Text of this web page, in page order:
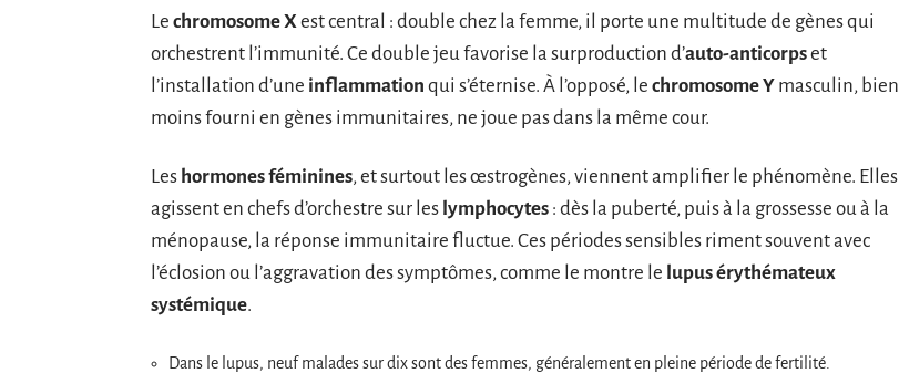
Le chromosome Xest central : double chez la femme, il porte une multitude de gènes qui
orchestrent l’immunité. Ce double jeu favorise la surproduction d’auto-anticorpset
l’installation d’une inflammation qui s’éternise. À l’opposé, le chromosome Y masculin, bien
moins fourni en gènes immunitaires, ne joue pas dans la même cour.
Les hormones féminines, et surtout les œstrogènes, viennent amplifier le phénomène. Elles
agissent en chefs d’orchestre sur les lymphocytes : dès la puberté, puis à la grossesse ou à la
ménopause, la réponse immunitaire fluctue. Ces périodes sensibles riment souvent avec
l’éclosion ou l’aggravation des symptômes, comme le montre le lupus érythémateux
systémique.
Dans le lupus, neuf malades sur dix sont des femmes, généralement en pleine période de fertilité.